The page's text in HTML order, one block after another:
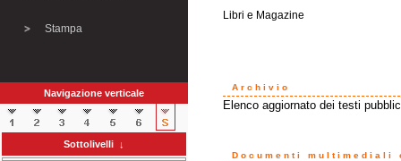
Stampa
Navigazione verticale
Sottolivelli ↓
Libri e Magazine
Archivio
Elenco aggiornato dei testi
Documenti multimediali